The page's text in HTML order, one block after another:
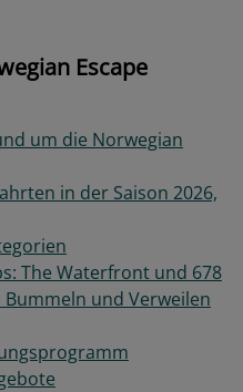
Escape
um die Norwegian
in der Saison 2026,
The Waterfront und 678
Bummeln und Verweilen